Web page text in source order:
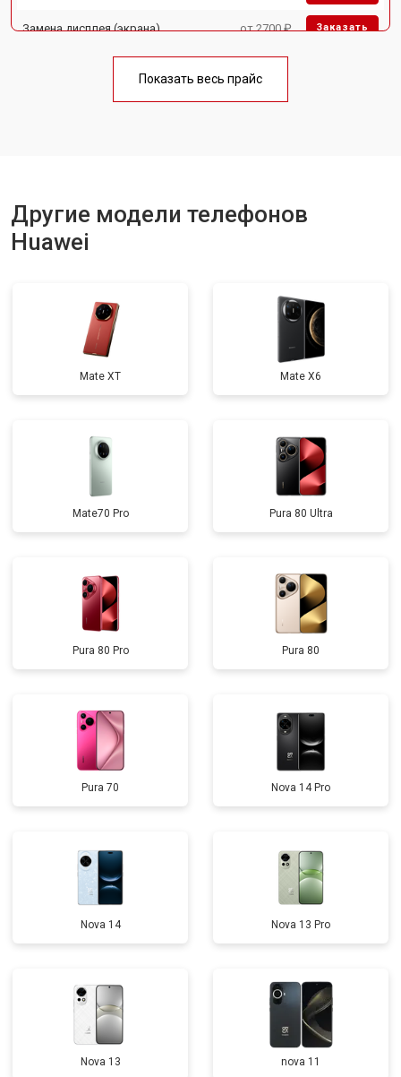
Замена дисплея (экрана) от 2700 ₽ Заказать
Замена кнопки включения от 1750 ₽
Показать весь прайс
Другие модели телефонов
Huawei
Mate XT Mate X6
Mate70 Pro Pura 80 Ultra
Pura 80 Pro Pura 80
Pura 70 Nova 14 Pro
Nova 14 Nova 13 Pro
Nova 13 nova 11